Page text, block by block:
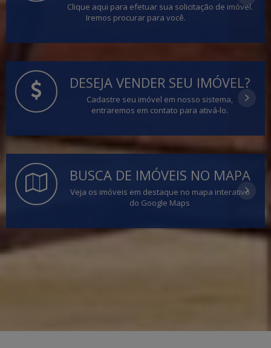
Clique aqui para efetuar sua solicitação de imóvel.
Iremos procurar para você.
DESEJA VENDER SEU IMÓVEL?
Cadastre seu imóvel em nosso sistema,
entraremos em contato para ativá-lo.
BUSCA DE IMÓVEIS NO MAPA
Veja os imóveis em destaque no mapa interativo
do Google Maps